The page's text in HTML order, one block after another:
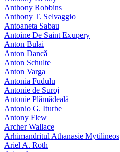
Anthony Robbins
Anthony T. Selvaggio
Antoaneta Sabau
Antoine De Saint Exupery
Anton Bulai
Anton Dancă
Anton Schulte
Anton Varga
Antonia Fudulu
Antonie de Suroj
Antonie Plămădeală
Antonio G. Iturbe
Antony Flew
Archer Wallace
Arhimandritul Athanasie Mytilineos
Ariel A. Roth